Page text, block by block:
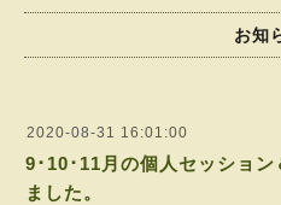
お知
2020-08-31 16:01:00
9･10･11月の個人セッショ
ました。